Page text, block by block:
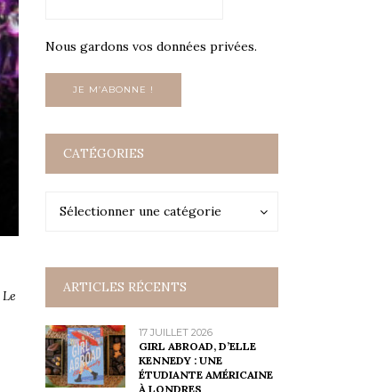
Le
Nous gardons vos données privées.
CATÉGORIES
Sélectionner une catégorie
Catégories
ARTICLES RÉCENTS
17 JUILLET 2026
GIRL ABROAD, D’ELLE
KENNEDY : UNE
ÉTUDIANTE AMÉRICAINE
À LONDRES